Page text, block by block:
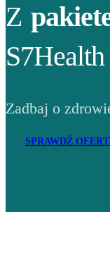
Z
S7Health
Zadbaj o
SPRAWDŹ